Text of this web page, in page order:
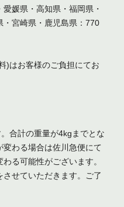
媛県・高知県・福岡県・
・宮崎県・鹿児島県：770
)はお客様のご負担にてお
合計の重量が4kgまでとな
変わる場合は佐川急便にて
る可能性がございます。
せていただきます。ご了